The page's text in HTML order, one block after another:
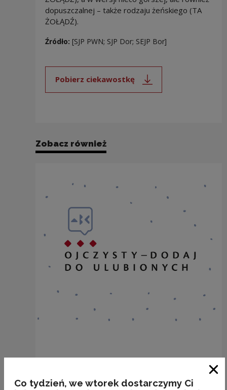
dopuszczalnej – także rodzaju żeńskiego (TA
ŻOŁĄDŹ).
Źródło: [SJP PWN; SJP Dor; SEJP Bor]
Pobierz ciekawostkę
Uwaga, link zostanie otwarty
Zobacz również
Co tydzień, we wtorek dostarczymy Ci